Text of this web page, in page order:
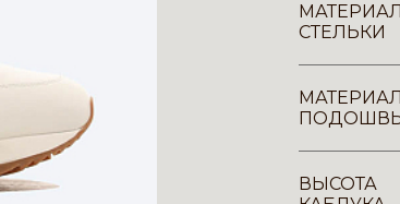
МАТЕРИАЛ
СТЕЛЬКИ
МАТЕРИАЛ
ВЫСОТА